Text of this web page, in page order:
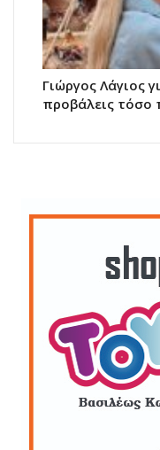
Γιώργος Λάγιος
προβάλεις τόσο